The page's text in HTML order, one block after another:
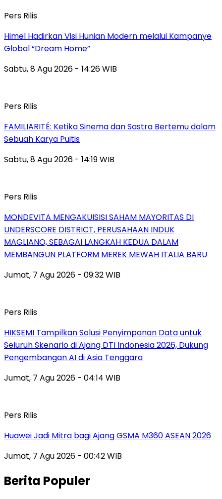
Pers Rilis
Himel Hadirkan Visi Hunian Modern melalui Kampanye
Global “Dream Home”
Sabtu, 8 Agu 2026 - 14:26 WIB
Pers Rilis
FAMILIARITÉ: Ketika Sinema dan Sastra Bertemu dalam
Sebuah Karya Puitis
Sabtu, 8 Agu 2026 - 14:19 WIB
Pers Rilis
MONDEVITA MENGAKUISISI SAHAM MAYORITAS DI
UNDERSCORE DISTRICT, PERUSAHAAN INDUK
MAGLIANO, SEBAGAI LANGKAH KEDUA DALAM
MEMBANGUN PLATFORM MEREK MEWAH ITALIA BARU
Jumat, 7 Agu 2026 - 09:32 WIB
Pers Rilis
HIKSEMI Tampilkan Solusi Penyimpanan Data untuk
Seluruh Skenario di Ajang DTI Indonesia 2026, Dukung
Pengembangan AI di Asia Tenggara
Jumat, 7 Agu 2026 - 04:14 WIB
Pers Rilis
Huawei Jadi Mitra bagi Ajang GSMA M360 ASEAN 2026
Jumat, 7 Agu 2026 - 00:42 WIB
Berita Populer